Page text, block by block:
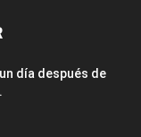
día después de